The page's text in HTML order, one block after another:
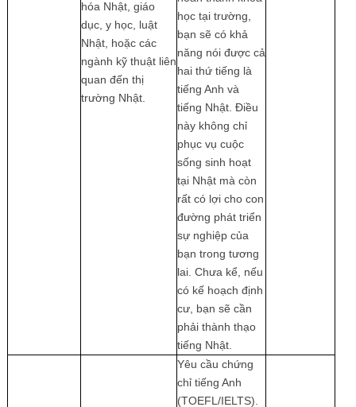
hóa Nhật, giáo
dục, y học, luật
Nhật, hoặc các
ngành kỹ thuật liên
quan đến thị
trường Nhật.
học tại trường,
bạn sẽ có khả
năng nói được cả
hai thứ tiếng là
tiếng Anh và
tiếng Nhật. Điều
này không chỉ
phục vụ cuộc
sống sinh hoạt
tại Nhật mà còn
rất có lợi cho con
đường phát triển
sự nghiệp của
bạn trong tương
lai. Chưa kể, nếu
có kế hoạch định
cư, bạn sẽ cần
phải thành thạo
tiếng Nhật.
Yêu cầu chứng
chỉ tiếng Anh
(TOEFL/IELTS).